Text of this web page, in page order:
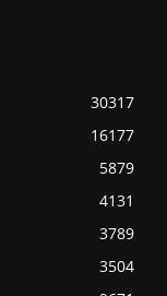
30317
16177
5879
4131
3789
3504